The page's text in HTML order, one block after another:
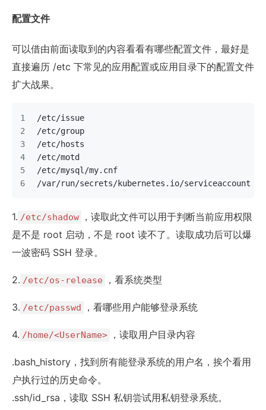
配置文件
可以借由前面读取到的内容看看有哪些配置文件，最好是
直接遍历 /etc 下常见的应用配置或应用目录下的配置文件
扩大战果。
/etc/issue
/etc/group
/etc/hosts
/etc/motd
/etc/mysql/my.cnf
/var/run/secrets/kubernetes.io/serviceaccount
1. /etc/shadow
，读取此文件可以用于判断当前应用权限
是不是 root 启动，不是 root 读不了。读取成功后可以爆
一波密码 SSH 登录。
2. /etc/os-release ，看系统类型
3. /etc/passwd ，看哪些用户能够登录系统
4. /home/<UserName> ，读取用户目录内容
.bash_history，找到所有能登录系统的用户名，挨个看用
户执行过的历史命令。
.ssh/id_rsa，读取 SSH 私钥尝试用私钥登录系统。